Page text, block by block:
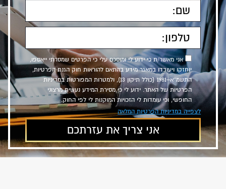
אני מאשר/ת כי ידוע לי ומוסכם עלי כי הפרטים שמסרתי ייאספו,
יוחזקו ויעובדו במאגר מידע בהתאם להוראות חוק הגנת הפרטיות,
התשמ״א–1981 (כולל תיקון 13), ולמטרות המפורטות במדיניות
הפרטיות של האתר. ידוע לי כי מסירת המידע נעשית מרצוני
החופשי, וכי עומדות לי הזכויות המוקנות לי לפי החוק.
לצפייה במדיניות הפרטיות המלאה